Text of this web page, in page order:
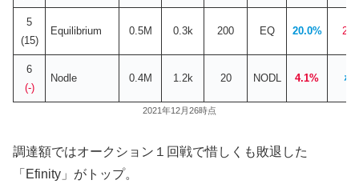
5
(15)
Equilibrium 0.5M 0.3k 200 EQ 20.0%
6
(-)
Nodle 0.4M 1.2k 20 NODL 4.1% な
2021年12月26時点
調達額ではオークション１回戦で惜しくも敗退した
「Efinity」がトップ。